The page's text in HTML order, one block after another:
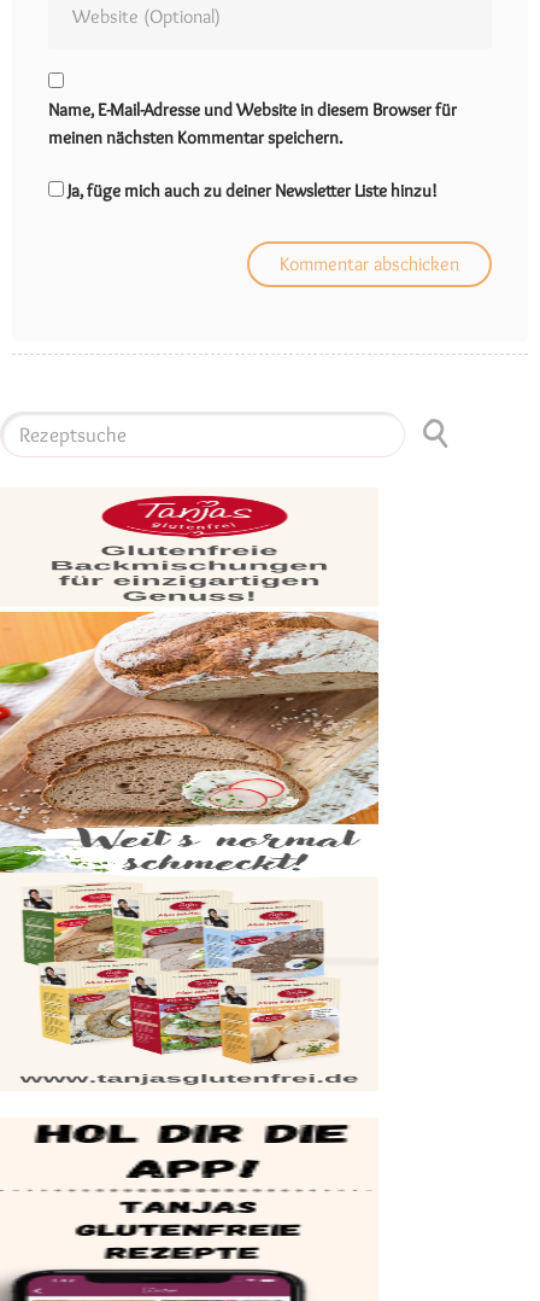
Name, E-Mail-Adresse und Website in diesem Browser für
meinen nächsten Kommentar speichern.
Ja, füge mich auch zu deiner Newsletter Liste hinzu!